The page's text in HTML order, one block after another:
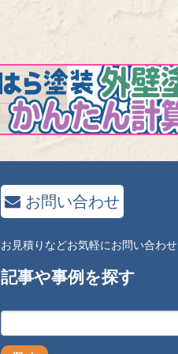
お問い合わせ
お見積りなどお気軽にお問い合わ
記事や事例を探す